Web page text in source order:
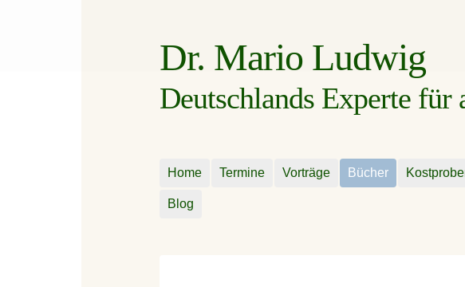
Dr. Mario Ludwig
Deutschlands Experte für
Home Termine Vorträge Bücher
Blog